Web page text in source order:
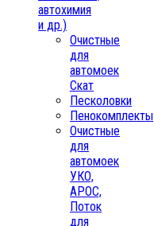
автохимия
и др.)
Очистные
для
автомоек
Скат
Песколовки
Пенокомплекты
Очистные
для
автомоек
УКО,
АРОС,
Поток
для